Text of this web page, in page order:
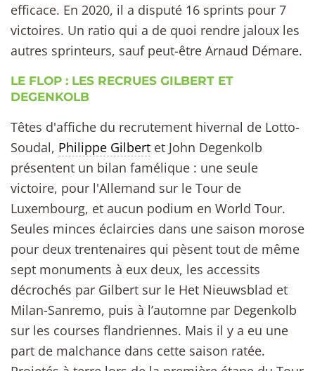
efficace. En 2020, il a disputé 16 sprints pour 7
victoires. Un ratio qui a de quoi rendre jaloux les
autres sprinteurs, sauf peut-être Arnaud Démare.
LE FLOP : LES RECRUES GILBERT ET
DEGENKOLB
Têtes d'affiche du recrutement hivernal de Lotto-
Soudal, Philippe Gilbert et John Degenkolb
présentent un bilan famélique : une seule
victoire, pour l'Allemand sur le Tour de
Luxembourg, et aucun podium en World Tour.
Seules minces éclaircies dans une saison morose
pour deux trentenaires qui pèsent tout de même
sept monuments à eux deux, les accessits
décrochés par Gilbert sur le Het Nieuwsblad et
Milan-Sanremo, puis à l’automne par Degenkolb
sur les courses flandriennes. Mais il y a eu une
part de malchance dans cette saison ratée.